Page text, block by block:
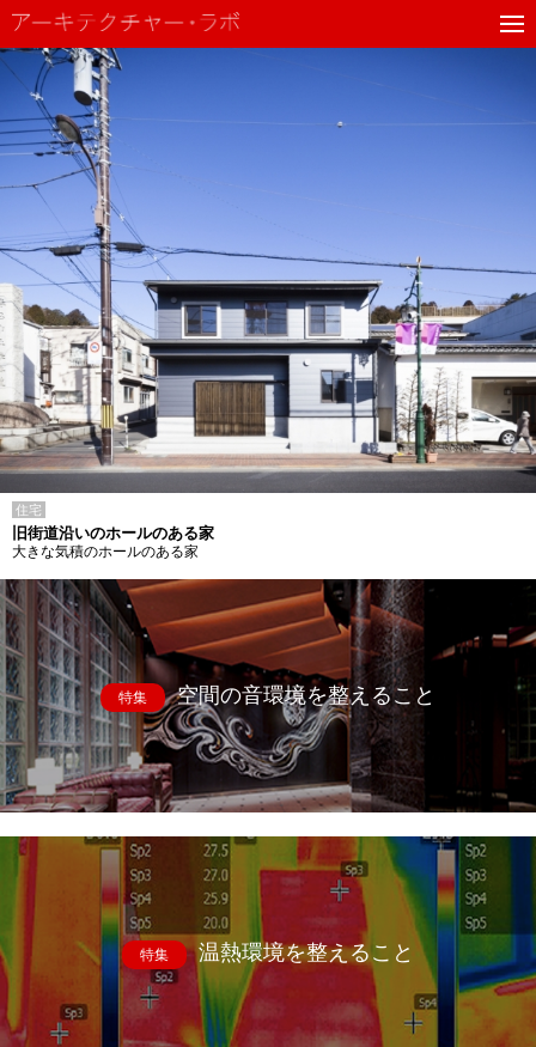
住宅
旧街道沿いのホールのある家
大きな気積のホールのある家
特集 空間の音環境を整えること
特集 温熱環境を整えること